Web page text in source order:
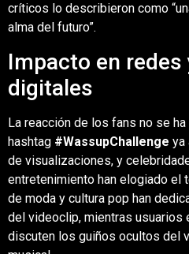
críticos lo describieron como
alma del futuro”.
Impacto en
digitales
La reacción de los fans no se
hashtag #WassupChallenge ya
de visualizaciones, y
entretenimiento han elogiado el
de moda y cultura pop han
del videoclip, mientras usuarios
discuten los guiños ocultos del